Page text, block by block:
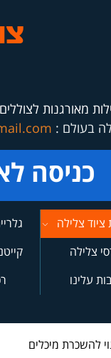
מאורגנות
בעולם :
כניסה
ציוד צלילה
RED
צלילה
עלינו
להשכרת מיכלים